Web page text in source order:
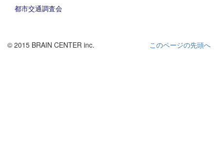
都市交通調査会
このページの先頭へ
© 2015 BRAIN CENTER inc.